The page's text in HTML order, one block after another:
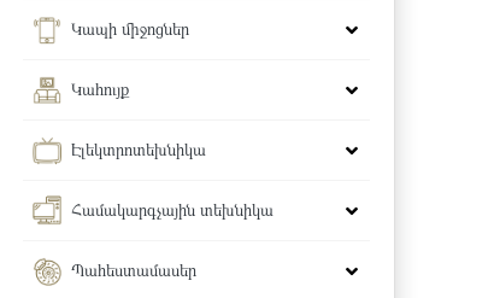
Կապի միջոցներ
Կահույք
Էլեկտրոտեխնիկա
Համակարգչային տեխնիկա
Պահեստամասեր